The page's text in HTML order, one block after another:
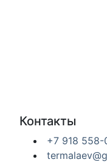
Контакты
+7 918 558-